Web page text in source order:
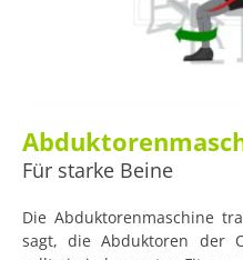
Für starke Beine
Die Abduktorenmaschine
sagt, die Abduktoren der